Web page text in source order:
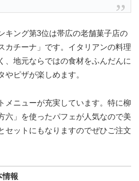
キング第3位は帯広の老舗菓子店の
カチーナ」です。イタリアンの料理
、地元ならではの食材をふんだんに
やピザが楽しめます。
メニューが充実しています。特に柳
六」を使ったパフェが人気なので美
セットにもなりますのでぜひご注文
情報